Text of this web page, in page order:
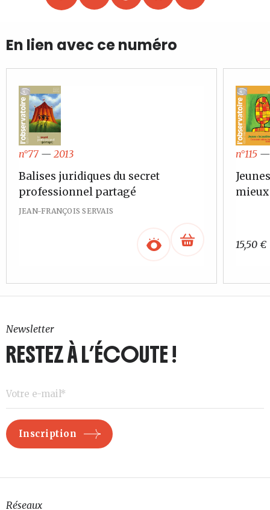
En lien avec ce numéro
n°77 — 2013
Balises juridiques du secret
professionnel partagé
JEAN-FRANÇOIS SERVAIS
n°115
15,50 €
Newsletter
RESTEZ À L’ÉCOUTE !
Réseaux